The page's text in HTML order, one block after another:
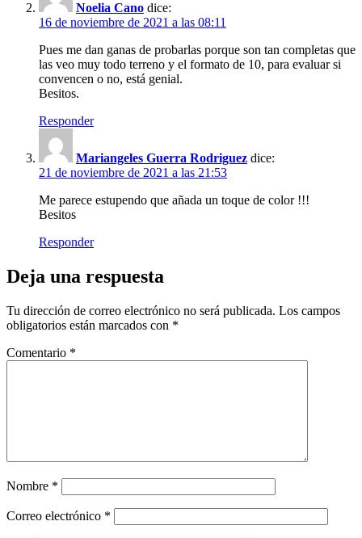
Noelia Cano dice:
16 de noviembre de 2021 a las 08:11
Pues me dan ganas de probarlas porque son tan completas que
las veo muy todo terreno y el formato de 10, para evaluar si
convencen o no, está genial.
Besitos.
Responder
Mariangeles Guerra Rodriguez dice:
21 de noviembre de 2021 a las 21:53
Me parece estupendo que añada un toque de color !!!
Besitos
Responder
Deja una respuesta
Tu dirección de correo electrónico no será publicada. Los campos
obligatorios están marcados con *
Comentario *
Nombre *
Correo electrónico *